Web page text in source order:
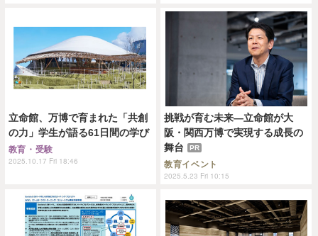
立命館、万博で育まれた「共創
の力」学生が語る61日間の学び
教育・受験
2025.10.17 Fri 18:46
挑戦が育む未来—立命館が大
阪・関西万博で実現する成長の
舞台
PR
教育イベント
2025.5.23 Fri 10:15